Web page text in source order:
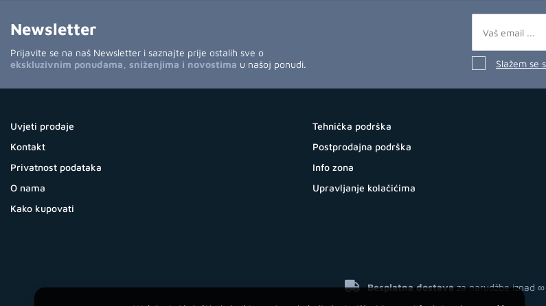
Newsletter
Prijavite se na naš Newsletter i saznajte prije ostalih sve o
ekskluzivnim ponudama, sniženjima i novostima u našoj ponudi. Slažem se
Uvjeti prodaje
Kontakt
Privatnost podataka
O nama
Kako kupovati
Tehnička podrška
Postprodajna podrška
Info zona
Upravljanje kolačićima
Besplatna dostavaza narudžbe iznad